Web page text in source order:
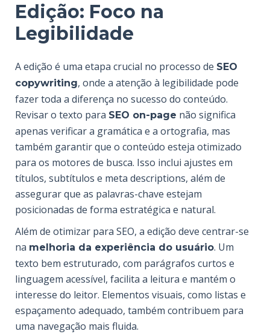
Edição: Foco na
Legibilidade
A edição é uma etapa crucial no processo de SEO
copywriting, onde a atenção à legibilidade pode
fazer toda a diferença no sucesso do conteúdo.
Revisar o texto para SEO on-page não significa
apenas verificar a gramática e a ortografia, mas
também garantir que o conteúdo esteja otimizado
para os motores de busca. Isso inclui ajustes em
títulos, subtítulos e meta descriptions, além de
assegurar que as palavras-chave estejam
posicionadas de forma estratégica e natural.
Além de otimizar para SEO, a edição deve centrar-se
na melhoria da experiência do usuário. Um
texto bem estruturado, com parágrafos curtos e
linguagem acessível, facilita a leitura e mantém o
interesse do leitor. Elementos visuais, como listas e
espaçamento adequado, também contribuem para
uma navegação mais fluida.